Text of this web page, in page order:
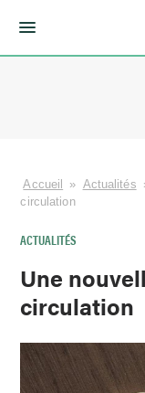
Accueil » Actualités
circulation
ACTUALITÉS
Une
circulation